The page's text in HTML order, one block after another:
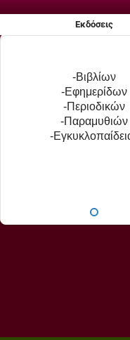
Εκδόσεις
-Βιβλίων
-Εφημερίδων
-Περιοδικών
-Παραμυθιών
-